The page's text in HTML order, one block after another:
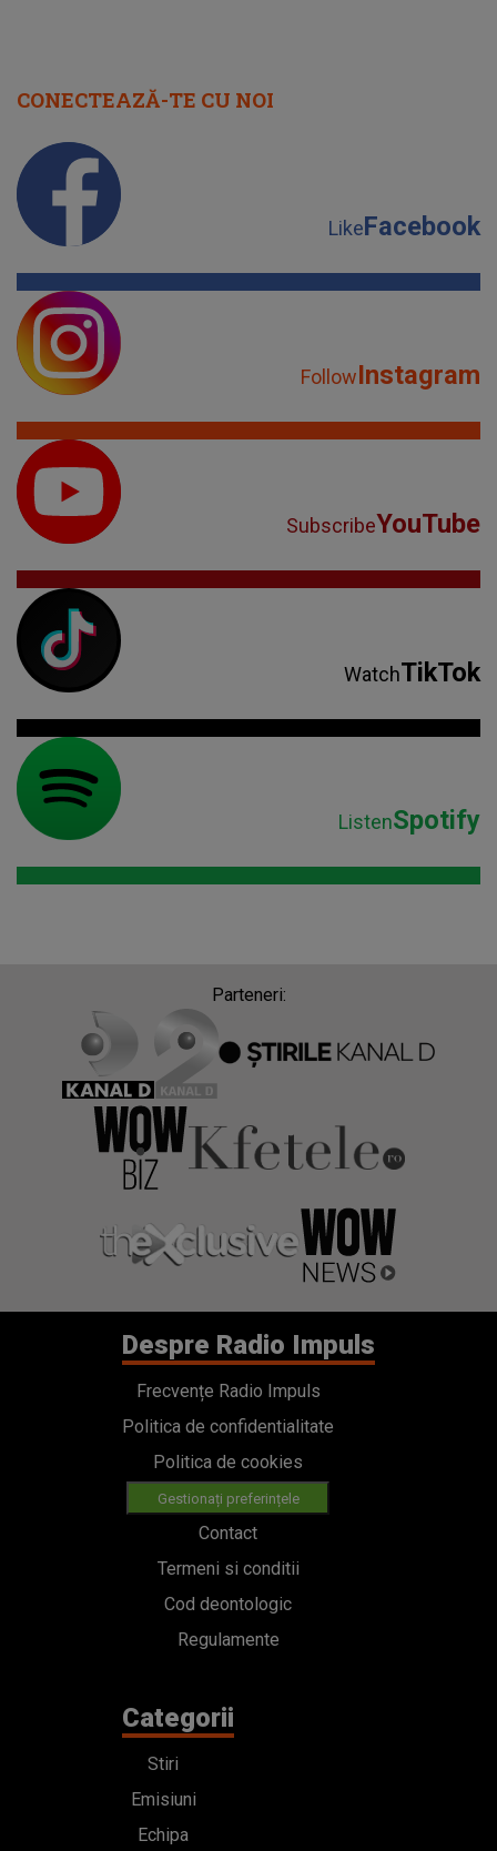
CONECTEAZĂ-TE CU NOI
LikeFacebook
FollowInstagram
SubscribeYouTube
WatchTikTok
ListenSpotify
Parteneri:
Despre Radio Impuls
Frecvențe Radio Impuls
Politica de confidentialitate
Politica de cookies
Gestionați preferințele
Contact
Termeni si conditii
Cod deontologic
Regulamente
Categorii
Stiri
Emisiuni
Echipa